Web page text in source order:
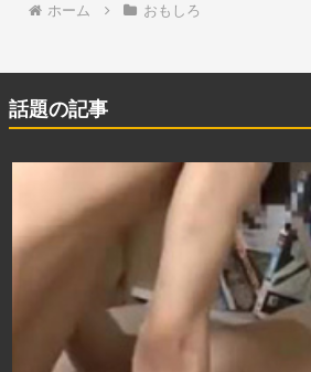
ホーム おもしろ
話題の記事